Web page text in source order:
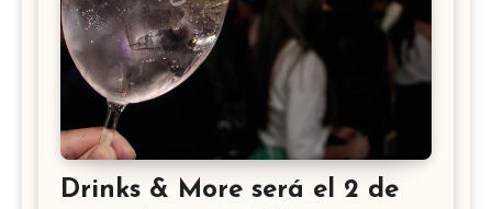
Drinks & More será el 2 de